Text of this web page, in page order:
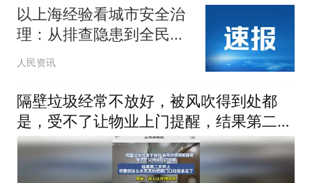
以上海经验看城市安全治
理：从排查隐患到全民应
急
人民资讯
隔壁垃圾经常不放好，被风吹得到处都
是，受不了让物业上门提醒，结果第二天
早上邻居就这么水灵灵的把家门口垃圾拿
走了